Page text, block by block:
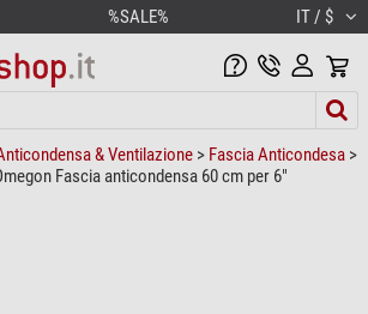
%SALE% IT / $
& Ventilazione > Fascia Anticondesa >
Fascia anticondensa 60 cm per 6"